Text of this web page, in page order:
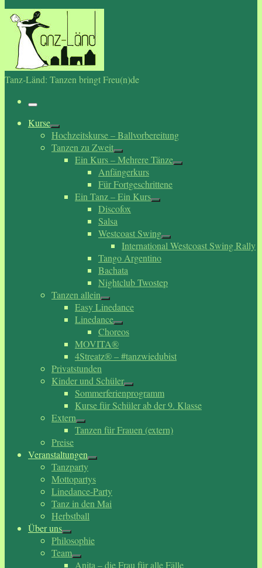
Tanz-Länd: Tanzen bringt Freu(n)de
Menü
Kurse
Hochzeitskurse – Ballvorbereitung
Tanzen zu Zweit
Ein Kurs – Mehrere Tänze
Anfängerkurs
Für Fortgeschrittene
Ein Tanz – Ein Kurs
Discofox
Salsa
Westcoast Swing
International Westcoast Swing Rally
Tango Argentino
Bachata
Nightclub Twostep
Tanzen allein
Easy Linedance
Linedance
Choreos
MOVITA®
4Streatz® – #tanzwiedubist
Privatstunden
Kinder und Schüler
Sommerferienprogramm
Kurse für Schüler ab der 9. Klasse
Extern
Tanzen für Frauen (extern)
Preise
Veranstaltungen
Tanzparty
Mottopartys
Linedance-Party
Tanz in den Mai
Herbstball
Über uns
Philosophie
Team
Anita – die Frau für alle Fälle